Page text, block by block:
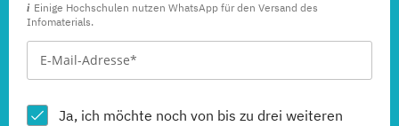
Einige Hochschulen nutzen WhatsApp für den Versand des
Infomaterials.
Ja, ich möchte noch von bis zu drei weiteren